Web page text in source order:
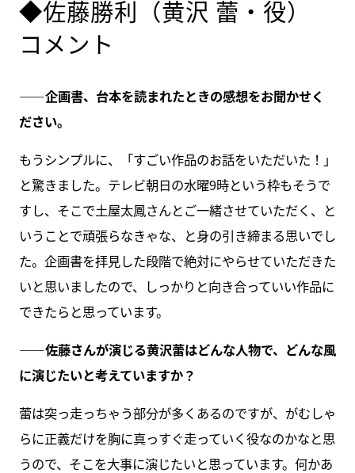
◆佐藤勝利（黄沢 蕾・役）
コメント
――企画書、台本を読まれたときの感想をお聞かせく
ださい。
もうシンプルに、「すごい作品のお話をいただいた！」
と驚きました。テレビ朝日の水曜9時という枠もそうで
すし、そこで土屋太鳳さんとご一緒させていただく、と
いうことで頑張らなきゃな、と身の引き締まる思いでし
た。企画書を拝見した段階で絶対にやらせていただきた
いと思いましたので、しっかりと向き合っていい作品に
できたらと思っています。
――佐藤さんが演じる黄沢蕾はどんな人物で、どんな風
に演じたいと考えていますか？
蕾は突っ走っちゃう部分が多くあるのですが、がむしゃ
らに正義だけを胸に真っすぐ走っていく役なのかなと思
うので、そこを大事に演じたいと思っています。何かあ